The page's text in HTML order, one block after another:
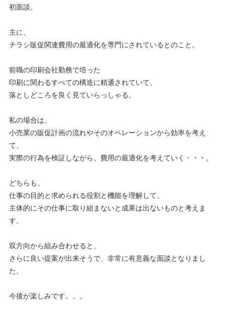
初面談。
主に、
チラシ販促関連費用の最適化を専門にされているとのこと。
前職の印刷会社勤務で培った
印刷に関わるすべての構造に精通されていて、
落としどころを良く見ていらっしゃる。
私の場合は、
小売業の販促計画の流れやそのオペレーションから効率を考え
て、
実際の行為を検証しながら、費用の最適化を考えていく・・・。
どちらも、
仕事の目的と求められる役割と機能を理解して、
主体的にその仕事に取り組まないと成果は出ないものと考えま
す。
双方向から組み合わせると、
さらに良い提案が出来そうで、非常に有意義な面談となりまし
た。
今後が楽しみです。。。